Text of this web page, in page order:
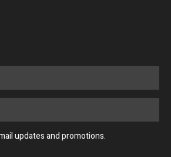
updates and promotions.